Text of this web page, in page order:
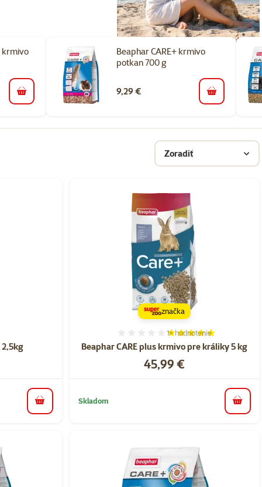
krmivo
do košíka
Beaphar CARE+ krmivo
potkan 700 g
9,29 € do košíka
Zoradiť
do košíka
Beaphar CARE plus krmivo pre králiky 5 kg
Hodnotenie 100%, počet
1×hodnotenie
Cena
45,99 €
značka
Skladom do